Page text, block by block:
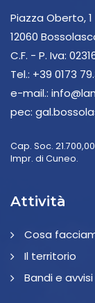
Piazza Oberto, 1
12060
C.F. - P. Iva:
Tel.: +39 0173
e-mail.:
pec:
Cap. Soc.
Impr. di Cuneo.
Attività
Cosa
Il territorio
Bandi e avvisi